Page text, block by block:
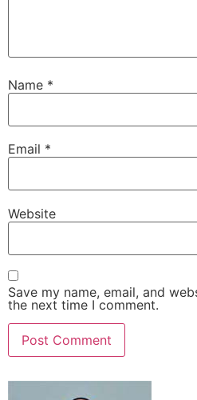
Name *
Email *
Website
Save my name, email, and
the next time I comment.